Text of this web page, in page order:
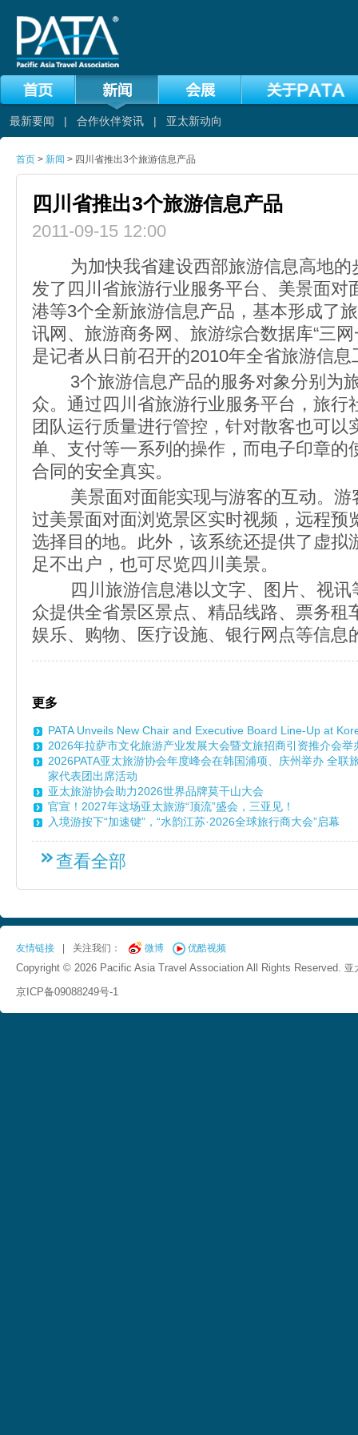
最新要闻 | 合作伙伴资讯 | 亚太新动向
首页 > 新闻 > 四川省推出3个旅游信息产品
四川省推出3个旅游信息产品
2011-09-15 12:00
为加快我省建设西部旅游信息高地的
发了四川省旅游行业服务平台、美景面对
港等3个全新旅游信息产品，基本形成了
讯网、旅游商务网、旅游综合数据库“三
是记者从日前召开的2010年全省旅游信
3个旅游信息产品的服务对象分别为
众。通过四川省旅游行业服务平台，旅行
团队运行质量进行管控，针对散客也可以
单、支付等一系列的操作，而电子印章的
合同的安全真实。
美景面对面能实现与游客的互动。游
过美景面对面浏览景区实时视频，远程预
选择目的地。此外，该系统还提供了虚拟
足不出户，也可尽览四川美景。
四川旅游信息港以文字、图片、视讯
众提供全省景区景点、精品线路、票务租
娱乐、购物、医疗设施、银行网点等信息
更多
PATA Unveils New Chair and Executive Board Line-Up at
2026年拉萨市文化旅游产业发展大会暨文旅招商引资推介会举
2026PATA亚太旅游协会年度峰会在韩国浦项、庆州举办 全联
家代表团出席活动
亚太旅游协会助力2026世界品牌莫干山大会
官宣！2027年这场亚太旅游“顶流”盛会，三亚见！
入境游按下“加速键”，“水韵江苏·2026全球旅行商大会”启幕
查看全部
友情链接 关注我们： 微博 优酷视频
Copyright © 2026 Pacific Asia Travel Association All Rights Reserved. 亚
京ICP备09088249号-1